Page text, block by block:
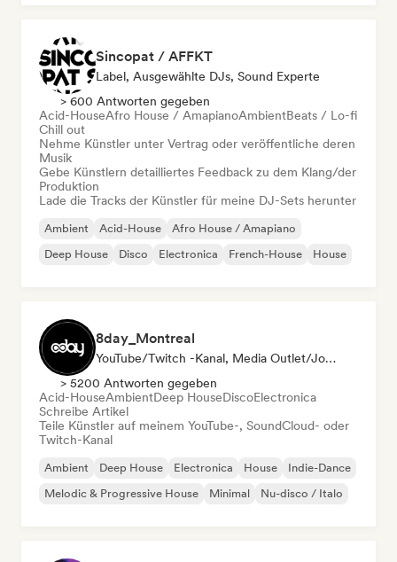
Sincopat / AFFKT
Label, Ausgewählte DJs, Sound Experte
> 600 Antworten gegeben
Acid-HouseAfro House / AmapianoAmbientBeats / Lo-fi
Chill out
Nehme Künstler unter Vertrag oder veröffentliche deren
Musik
Gebe Künstlern detailliertes Feedback zu dem Klang/der
Produktion
Lade die Tracks der Künstler für meine DJ-Sets herunter
Ambient Acid-House
Afro House / Amapiano
Deep House
Disco Electronica French-House House
8day_Montreal
YouTube/Twitch -Kanal, Media Outlet/Journalist
> 5200 Antworten gegeben
Acid-HouseAmbientDeep HouseDiscoElectronica
Schreibe Artikel
Teile Künstler auf meinem YouTube-, SoundCloud- oder
Twitch-Kanal
Ambient Deep House Electronica House
Indie-Dance
Melodic & Progressive House
Minimal Nu-disco / Italo